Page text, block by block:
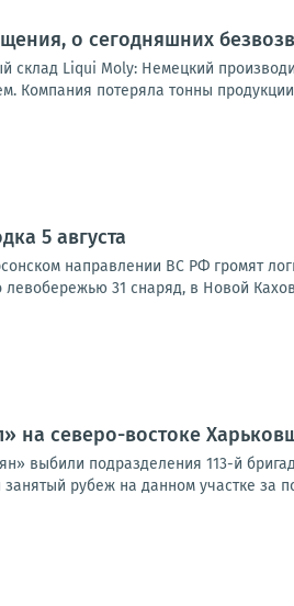
о сегодняшних
склад Liqui Moly: Немецкий
Компания потеряла тонны
5 августа
направлении ВС РФ громят
левобережью 31 снаряд, в Новой
на северо-востоке
выбили подразделения 113-й
занятый рубеж на данном участке